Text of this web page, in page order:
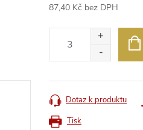
87,40 Kč bez DPH
Tisk
Dotaz k produktu